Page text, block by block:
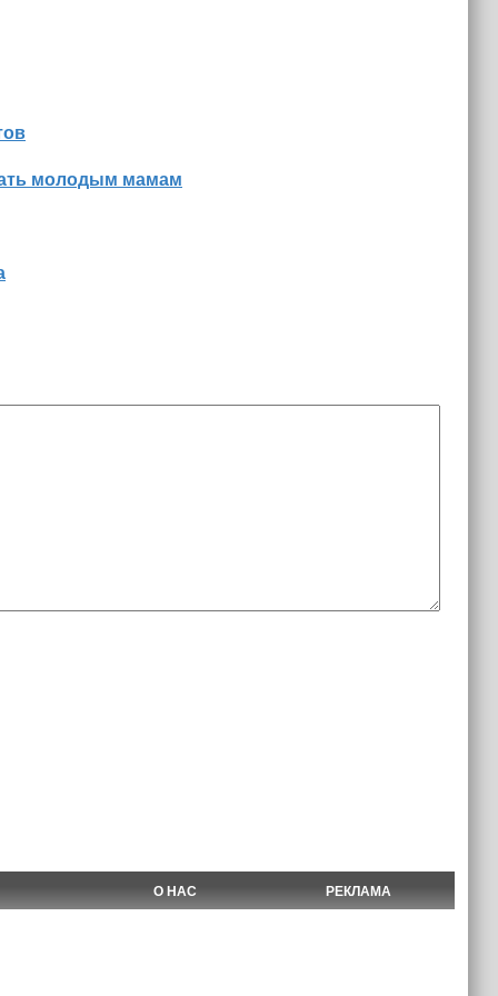
молодым мамам
О НАС РЕКЛАМА